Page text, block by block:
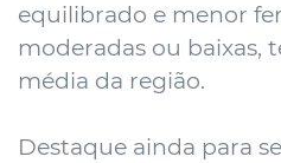
equilibrado e menor
moderadas ou baixas,
média da região.
Destaque ainda para